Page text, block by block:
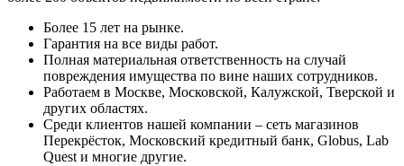
Более 15 лет на рынке.
Гарантия на все виды работ.
Полная материальная ответственность на случай
повреждения имущества по вине наших сотрудников.
Работаем в Москве, Московской, Калужской, Тверской и
других областях.
Среди клиентов нашей компании – сеть магазинов
Перекрёсток, Московский кредитный банк, Globus, Lab
Quest и многие другие.